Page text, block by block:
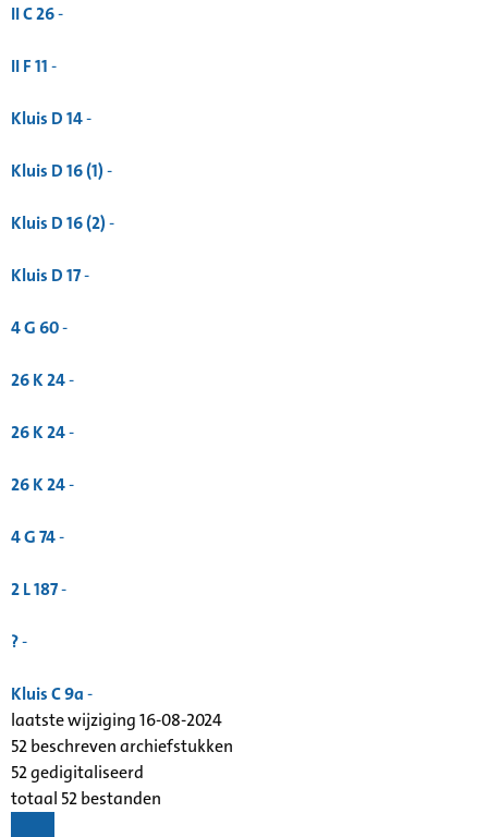
II C 26-
II F 11-
Kluis D 14-
Kluis D 16 (1)-
Kluis D 16 (2)-
Kluis D 17-
4 G 60-
26 K 24-
26 K 24-
26 K 24-
4 G 74-
2 L 187-
?-
Kluis C 9a-
laatste wijziging 16-08-2024
52 beschreven archiefstukken
52 gedigitaliseerd
totaal 52 bestanden